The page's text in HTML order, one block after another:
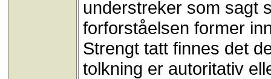
understreker som sagt
forforståelsen former
Strengt tatt finnes det
tolkning er autoritativ